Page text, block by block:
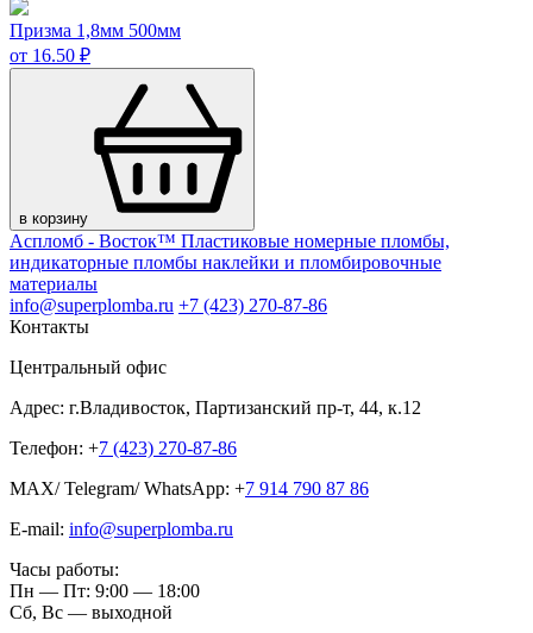
Призма 1,8мм 500мм
от 16.50 ₽
в корзину
Аспломб - Восток™ Пластиковые номерные пломбы,
индикаторные пломбы наклейки и пломбировочные
материалы
info@superplomba.ru +7 (423) 270-87-86
Контакты
Центральный офис
Адрес: г.Владивосток, Партизанский пр-т, 44, к.12
Телефон: +7 (423) 270-87-86
MAX/ Telegram/ WhatsApp: +7 914 790 87 86
E-mail: info@superplomba.ru
Часы работы:
Пн — Пт: 9:00 — 18:00
Сб, Вc — выходной